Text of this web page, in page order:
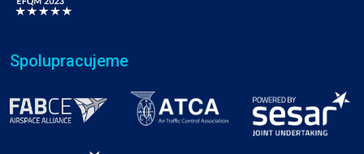
Spolupracujeme